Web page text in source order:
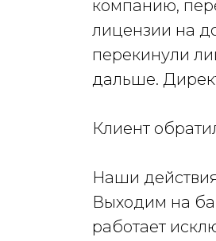
компанию,
лицензии на
перекинули
дальше.
Клиент
Наши
Выходим на
работает